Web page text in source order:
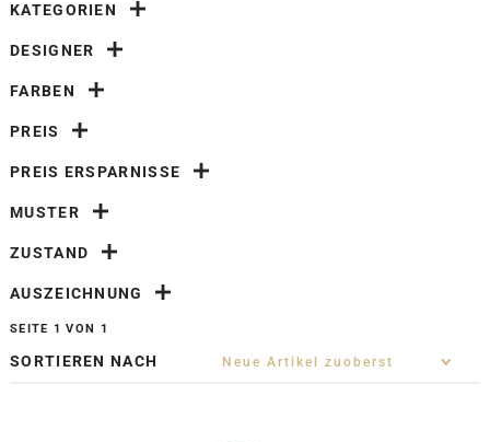
KATEGORIEN
DESIGNER
FARBEN
PREIS
PREIS ERSPARNISSE
MUSTER
ZUSTAND
AUSZEICHNUNG
SEITE 1 VON 1
SORTIEREN NACH